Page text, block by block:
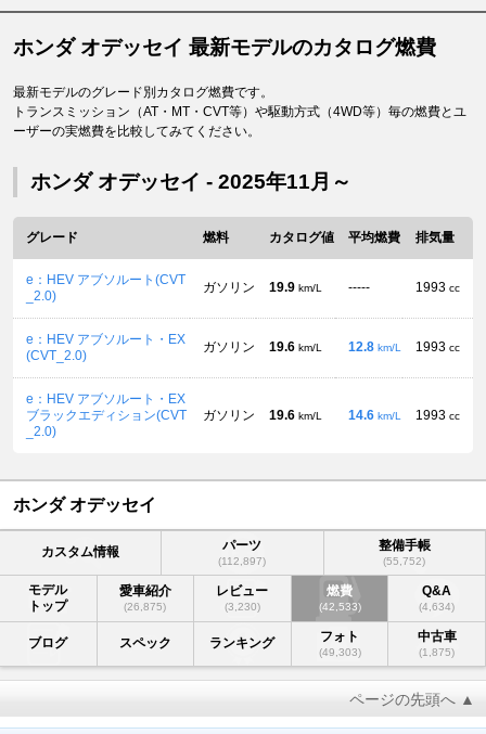
ホンダ オデッセイ 最新モデルのカタログ燃費
最新モデルのグレード別カタログ燃費です。
トランスミッション（AT・MT・CVT等）や駆動方式（4WD等）毎の燃費とユ
ーザーの実燃費を比較してみてください。
ホンダ オデッセイ - 2025年11月～
グレード 燃料 カタログ値 平均燃費 排気量
e：HEV アブソルート(CVT
_2.0)
ガソリン 19.9 km/L ----- 1993 cc
e：HEV アブソルート・EX
(CVT_2.0)
ガソリン 19.6 km/L 12.8 km/L 1993 cc
e：HEV アブソルート・EX
ブラックエディション(CVT
_2.0)
ガソリン 19.6 km/L 14.6 km/L 1993 cc
ホンダ オデッセイ
カスタム情報 パーツ
(112,897)
整備手帳
(55,752)
モデル
トップ
愛車紹介
(26,875)
レビュー
(3,230)
燃費
(42,533)
Q&A
(4,634)
ブログ スペック ランキング フォト
(49,303)
中古車
(1,875)
ページの先頭へ ▲